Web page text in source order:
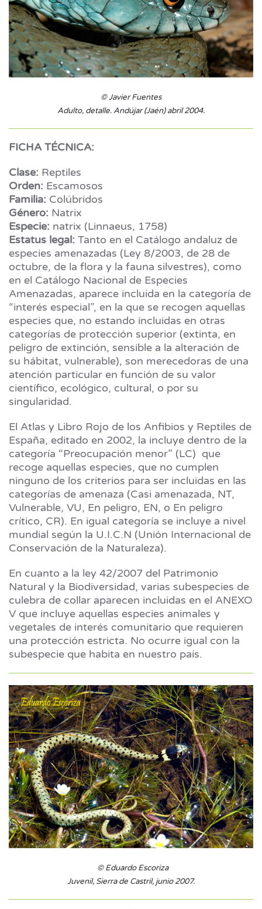
© Javier Fuentes
Adulto, detalle. Andújar (Jaén) abril 2004.
FICHA TÉCNICA:
Clase: Reptiles
Orden: Escamosos
Familia: Colúbridos
Género: Natrix
Especie: natrix (Linnaeus, 1758)
Estatus legal: Tanto en el Catálogo andaluz de
especies amenazadas (Ley 8/2003, de 28 de
octubre, de la flora y la fauna silvestres), como
en el Catálogo Nacional de Especies
Amenazadas, aparece incluida en la categoría de
“interés especial”, en la que se recogen aquellas
especies que, no estando incluidas en otras
categorías de protección superior (extinta, en
peligro de extinción, sensible a la alteración de
su hábitat, vulnerable), son merecedoras de una
atención particular en función de su valor
científico, ecológico, cultural, o por su
singularidad.
El Atlas y Libro Rojo de los Anfibios y Reptiles de
España, editado en 2002, la incluye dentro de la
categoría “Preocupación menor” (LC) que
recoge aquellas especies, que no cumplen
ninguno de los criterios para ser incluidas en las
categorías de amenaza (Casi amenazada, NT,
Vulnerable, VU, En peligro, EN, o En peligro
crítico, CR). En igual categoría se incluye a nivel
mundial según la U.I.C.N (Unión Internacional de
Conservación de la Naturaleza).
En cuanto a la ley 42/2007 del Patrimonio
Natural y la Biodiversidad, varias subespecies de
culebra de collar aparecen incluidas en el ANEXO
V que incluye aquellas especies animales y
vegetales de interés comunitario que requieren
una protección estricta. No ocurre igual con la
subespecie que habita en nuestro país.
© Eduardo Escoriza
Juvenil, Sierra de Castril, junio 2007.